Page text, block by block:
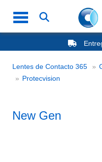
-20%
Nº1 en
Lentes de Contacto 365
Protecvision
New Gen